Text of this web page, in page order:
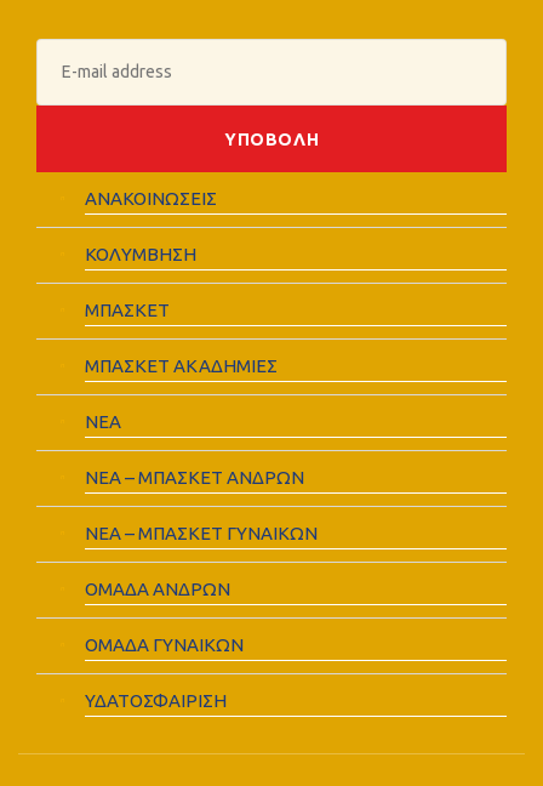
ΑΝΑΚΟΙΝΩΣΕΙΣ
ΚΟΛΥΜΒΗΣΗ
ΜΠΑΣΚΕΤ
ΜΠΑΣΚΕΤ ΑΚΑΔΗΜΙΕΣ
ΝΕΑ
ΝΕΑ – ΜΠΑΣΚΕΤ ΑΝΔΡΩΝ
ΝΕΑ – ΜΠΑΣΚΕΤ ΓΥΝΑΙΚΩΝ
ΟΜΑΔΑ ΑΝΔΡΩΝ
ΟΜΑΔΑ ΓΥΝΑΙΚΩΝ
ΥΔΑΤΟΣΦΑΙΡΙΣΗ